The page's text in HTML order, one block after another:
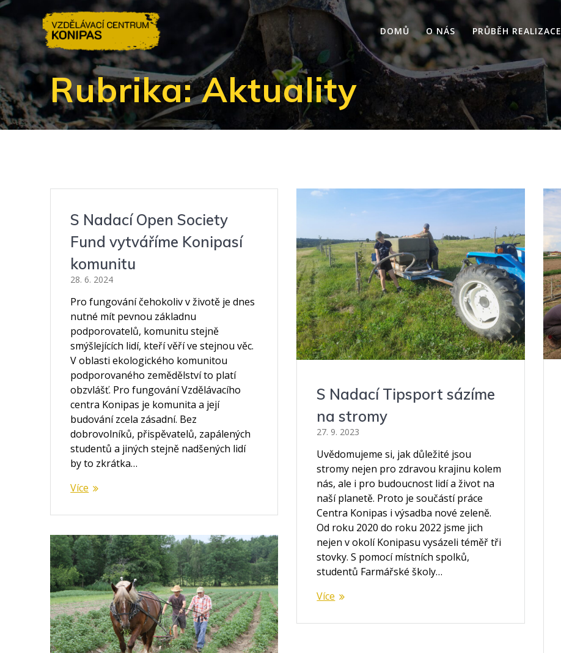
Přeskočit
na
DOMŮ O NÁS PRŮBĚH REALIZACE
Rubrika:Aktuality
S Nadací Open Society
Fund vytváříme Konipasí
komunitu
28. 6. 2024
Pro fungování čehokoliv v životě je dnes
nutné mít pevnou základnu
podporovatelů, komunitu stejně
smýšlejících lidí, kteří věří ve stejnou věc.
V oblasti ekologického komunitou
podporovaného zemědělství to platí
obzvlášť. Pro fungování Vzdělávacího
centra Konipas je komunita a její
budování zcela zásadní. Bez
dobrovolníků, přispěvatelů, zapálených
studentů a jiných stejně nadšených lidí
by to zkrátka…
Více
S Nadací Tipsport sázíme
na stromy
27. 9. 2023
Uvědomujeme si, jak důležité jsou
stromy nejen pro zdravou krajinu kolem
nás, ale i pro budoucnost lidí a život na
naší planetě. Proto je součástí práce
Centra Konipas i výsadba nové zeleně.
Od roku 2020 do roku 2022 jsme jich
nejen v okolí Konipasu vysázeli téměř tři
stovky. S pomocí místních spolků,
studentů Farmářské školy…
Více